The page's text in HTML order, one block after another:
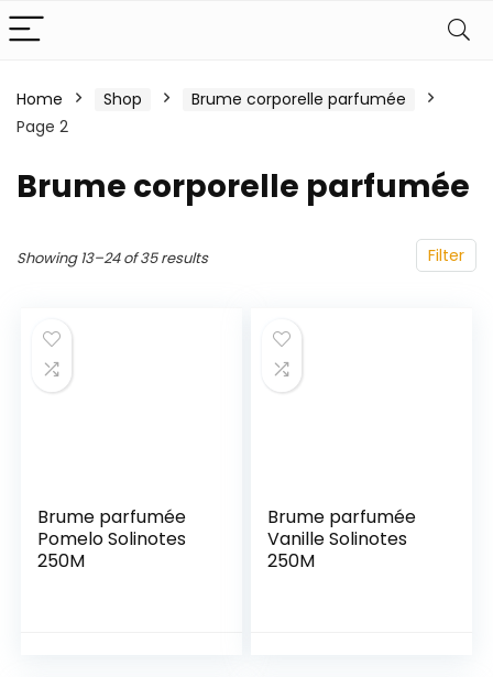
Home Shop
Brume corporelle parfumée
Page 2
Brume corporelle parfumée
Filter
Showing 13–24 of 35 results
Brume parfumée
Pomelo Solinotes
250M
Brume parfumée
Vanille Solinotes
250M